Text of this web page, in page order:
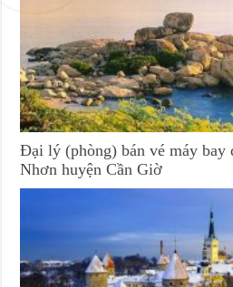
Đại lý (phòng) bán vé máy bay
Nhơn huyện Cần Giờ